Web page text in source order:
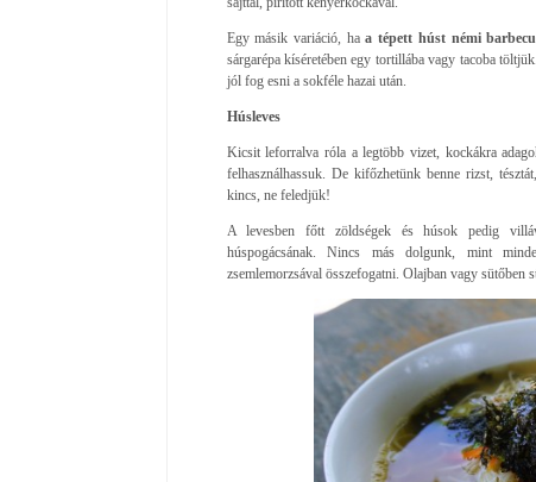
Egy másik variáció, haa tépett húst némi
sárgarépa kíséretében egy tortillába vagy tacoba
jól fog esni a sokféle hazai után.
Húsleves
Kicsit leforralva róla a legtöbb vizet, kockákra
felhasználhassuk. De kifőzhetünk benne rizst,
kincs, ne feledjük!
A levesben főtt zöldségek és húsok pedig
húspogácsának. Nincs más dolgunk, mint
zsemlemorzsával összefogatni. Olajban vagy sütőben